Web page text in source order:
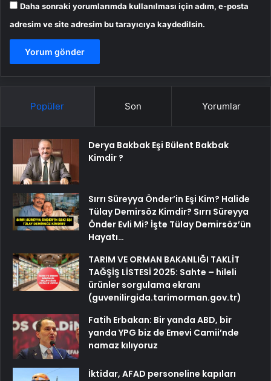
Daha sonraki yorumlarımda kullanılması için adım, e-posta
adresim ve site adresim bu tarayıcıya kaydedilsin.
Popüler Son Yorumlar
Derya Bakbak Eşi Bülent Bakbak
Kimdir ?
Sırrı Süreyya Önder’in Eşi Kim? Halide
Tülay Demirsöz Kimdir? Sırrı Süreyya
Önder Evli Mi? İşte Tülay Demirsöz’ün
Hayatı…
TARIM VE ORMAN BAKANLIĞI TAKLİT
TAĞŞİŞ LİSTESİ 2025: Sahte – hileli
ürünler sorgulama ekranı
(guvenilirgida.tarimorman.gov.tr)
Fatih Erbakan: Bir yanda ABD, bir
yanda YPG biz de Emevi Camii’nde
namaz kılıyoruz
İktidar, AFAD personeline kapıları